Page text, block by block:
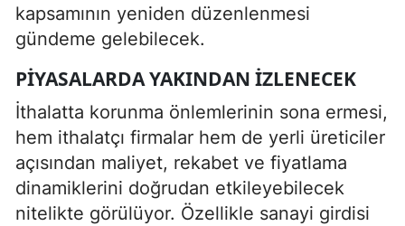
kapsamının yeniden düzenlenmesi
gündeme gelebilecek.
PIYASALARDA YAKINDAN İZLENECEK
İthalatta korunma önlemlerinin sona ermesi,
hem ithalatçı firmalar hem de yerli üreticiler
açısından maliyet, rekabet ve fiyatlama
dinamiklerini doğrudan etkileyebilecek
nitelikte görülüyor. Özellikle sanayi girdisi